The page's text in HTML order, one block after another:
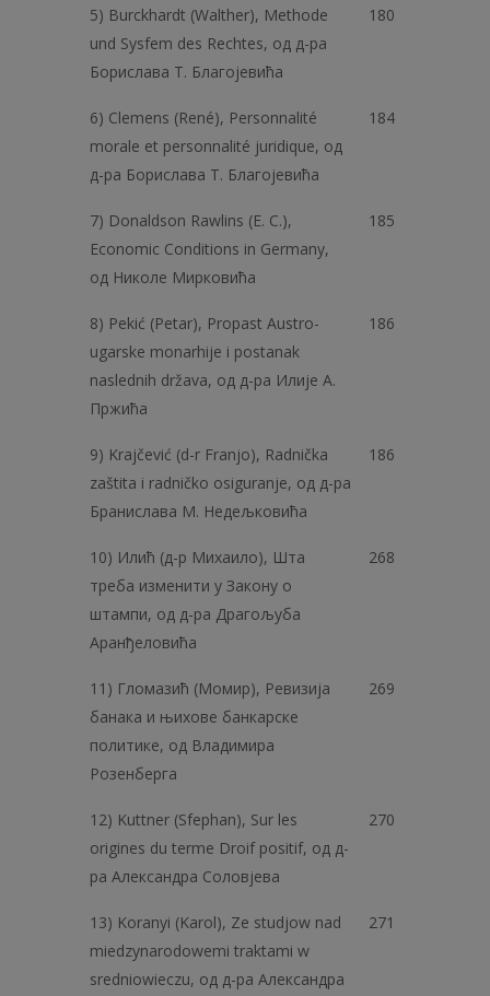
5) Burckhardt (Walther), Methode
und Sysfem des Rechtes, од д-ра
Борислава Т. Благојевића
180
6) Clemens (René), Personnalité
morale et personnalité juridique, од
д-ра Борислава T. Благојевића
184
7) Donaldson Rawlins (Е. С.),
Economic Conditions in Germany,
од Николе Мирковића
185
8) Pekić (Petar), Propast Austro-
ugarske monarhije i postanak
naslednih država, од д-ра Илије A.
Пржића
186
9) Krajčević (d-r Franjo), Radnička
zaštita i radničko osiguranje, од д-ра
Бранислава M. Недељковића
186
10) Илић (д-р Михаило), Шта
треба изменити у Закону о
штампи, од д-ра Драгољуба
Аранђеловића
268
11) Гломазић (Момир), Ревизија
банака и њихове банкарске
политике, од Владимира
Розенберга
269
12) Kuttner (Sfephan), Sur les
origines du terme Droif positif, од д-
ра Александра Соловјева
270
13) Koranyi (Karol), Ze studjow nad
miedzynarodowemi traktami w
sredniowieczu, од д-ра Александра
271